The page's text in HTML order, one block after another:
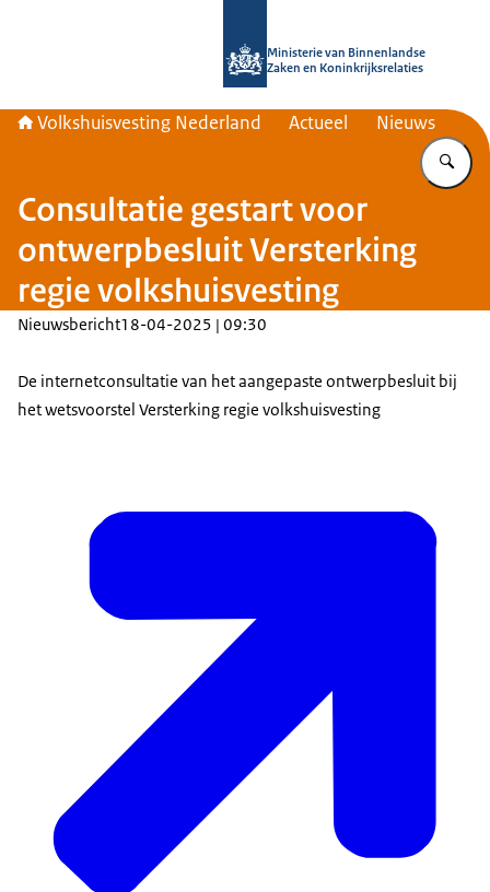
Ministerie van Binnenlandse
Zaken en Koninkrijksrelaties
Volkshuisvesting Nederland Actueel Nieuws
Consultatie gestart voor
ontwerpbesluit Versterking
regie volkshuisvesting
Nieuwsbericht18-04-2025 | 09:30
De internetconsultatie van het aangepaste ontwerpbesluit bij
het wetsvoorstel Versterking regie volkshuisvesting